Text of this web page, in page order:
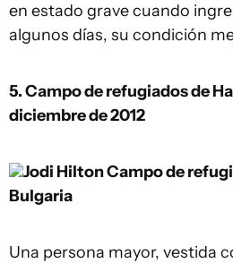
en estado grave cuando
algunos días, su condición
5. Campo de refugiados de
diciembre de 2012
Jodi HiltonCampo de
Bulgaria
Una persona mayor, vestida